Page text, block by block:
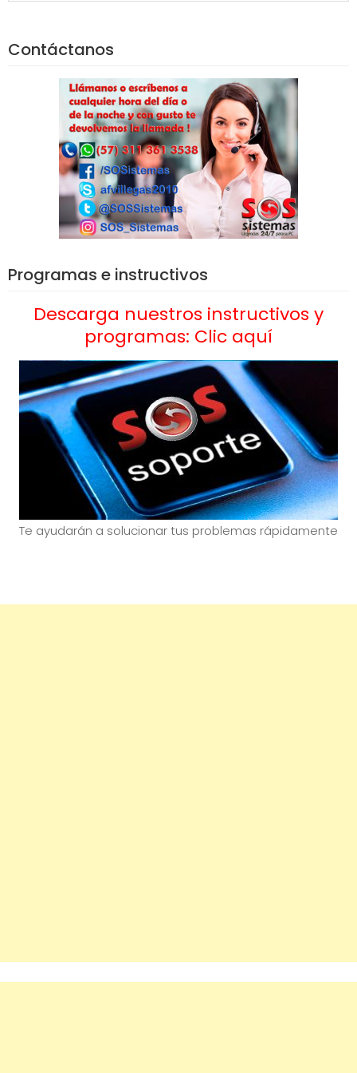
Contáctanos
Programas e instructivos
Descarga nuestros instructivos y
programas: Clic aquí
Te ayudarán a solucionar tus problemas rápidamente